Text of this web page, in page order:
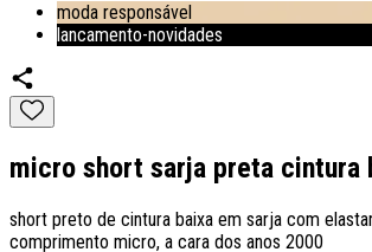
moda responsável
lancamento-novidades
micro short sarja preta cintura
short preto de cintura baixa em sarja com
comprimento micro, a cara dos anos 2000